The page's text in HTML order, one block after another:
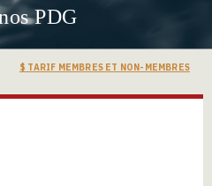
PDG
$ TARIF MEMBRES ET NON-MEMBRES